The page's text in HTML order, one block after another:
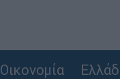
Οικονομία